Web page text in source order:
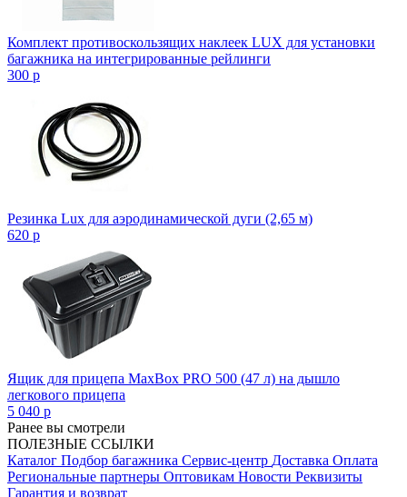
Комплект противоскользящих наклеек LUX для установки
багажника на интегрированные рейлинги
300 p
Резинка Lux для аэродинамической дуги (2,65 м)
620 p
Ящик для прицепа MaxBox PRO 500 (47 л) на дышло
легкового прицепа
5 040 p
Ранее вы смотрели
ПОЛЕЗНЫЕ ССЫЛКИ
Каталог Подбор багажника Сервис-центр Доставка Оплата
Региональные партнеры Оптовикам Новости Реквизиты
Гарантия и возврат